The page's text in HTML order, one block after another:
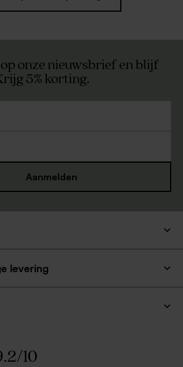
onze nieuwsbrief en blijf
5% korting.
Aanmelden
levering
/10